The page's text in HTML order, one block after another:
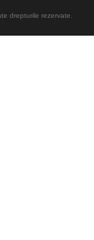
drepturile rezervate.